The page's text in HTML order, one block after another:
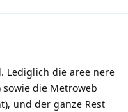
Lediglich die aree nere
die Metroweb
und der ganze Rest